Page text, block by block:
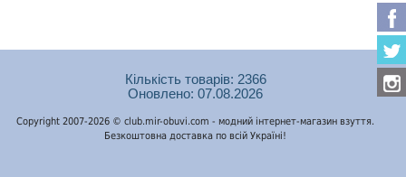
у цьому можна, переглянувши каталог нашого
уявити гардероб сучасної дами. Для зими – чоботи на теплій
Кількість товарів: 2366
Оновлено: 07.08.2026
Copyright 2007-2026 © club.mir-obuvi.com - модний інтернет-магазин взуття.
Безкоштовна доставка по всій Україні!